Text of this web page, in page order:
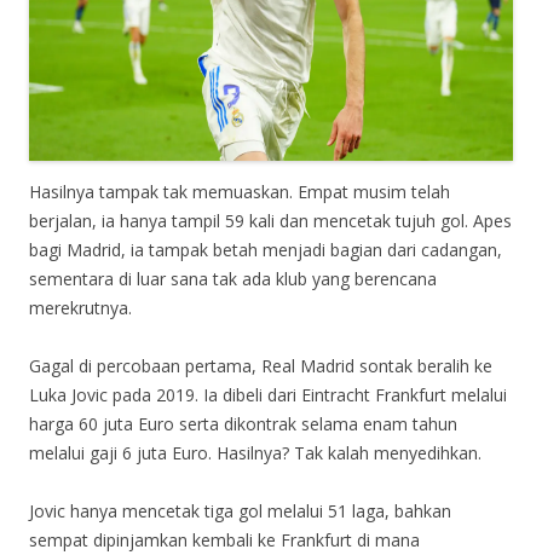
Hasilnya tampak tak memuaskan. Empat musim telah
berjalan, ia hanya tampil 59 kali dan mencetak tujuh gol. Apes
bagi Madrid, ia tampak betah menjadi bagian dari cadangan,
sementara di luar sana tak ada klub yang berencana
merekrutnya.
Gagal di percobaan pertama, Real Madrid sontak beralih ke
Luka Jovic pada 2019. Ia dibeli dari Eintracht Frankfurt melalui
harga 60 juta Euro serta dikontrak selama enam tahun
melalui gaji 6 juta Euro. Hasilnya? Tak kalah menyedihkan.
Jovic hanya mencetak tiga gol melalui 51 laga, bahkan
sempat dipinjamkan kembali ke Frankfurt di mana